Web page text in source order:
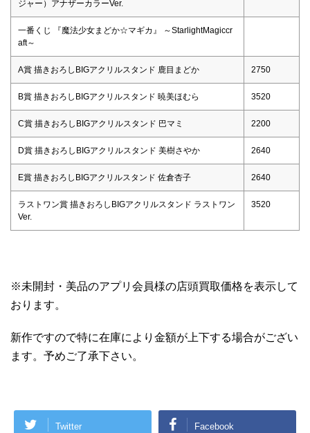
ジャー）アナザーカラーVer.
一番くじ 『魔法少女まどか☆マギカ』 ～StarlightMagiccr
aft～
A賞 描きおろしBIGアクリルスタンド 鹿目まどか 2750
B賞 描きおろしBIGアクリルスタンド 暁美ほむら 3520
C賞 描きおろしBIGアクリルスタンド 巴マミ 2200
D賞 描きおろしBIGアクリルスタンド 美樹さやか 2640
E賞 描きおろしBIGアクリルスタンド 佐倉杏子 2640
ラストワン賞 描きおろしBIGアクリルスタンド ラストワン
Ver.
3520
※未開封・美品のアプリ会員様の店頭買取価格を表示して
おります。
新作ですので特に在庫により金額が上下する場合がござい
ます。予めご了承下さい。
Twitter Facebook